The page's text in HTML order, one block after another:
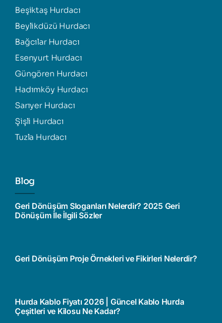
Beşiktaş Hurdacı
Beylikdüzü Hurdacı
Bağcılar Hurdacı
Esenyurt Hurdacı
Güngören Hurdacı
Hadımköy Hurdacı
Sarıyer Hurdacı
Şişli Hurdacı
Tuzla Hurdacı
Blog
Geri Dönüşüm Sloganları Nelerdir? 2025 Geri
Dönüşüm İle İlgili Sözler
Geri Dönüşüm Proje Örnekleri ve Fikirleri Nelerdir?
Hurda Kablo Fiyatı 2026 | Güncel Kablo Hurda
Çeşitleri ve Kilosu Ne Kadar?